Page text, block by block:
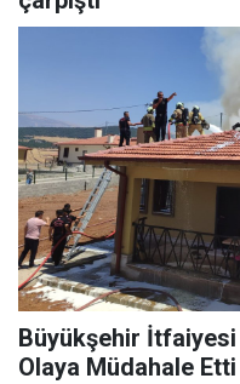
Büyükşehir İtfaiyesi
Olaya Müdahale Etti